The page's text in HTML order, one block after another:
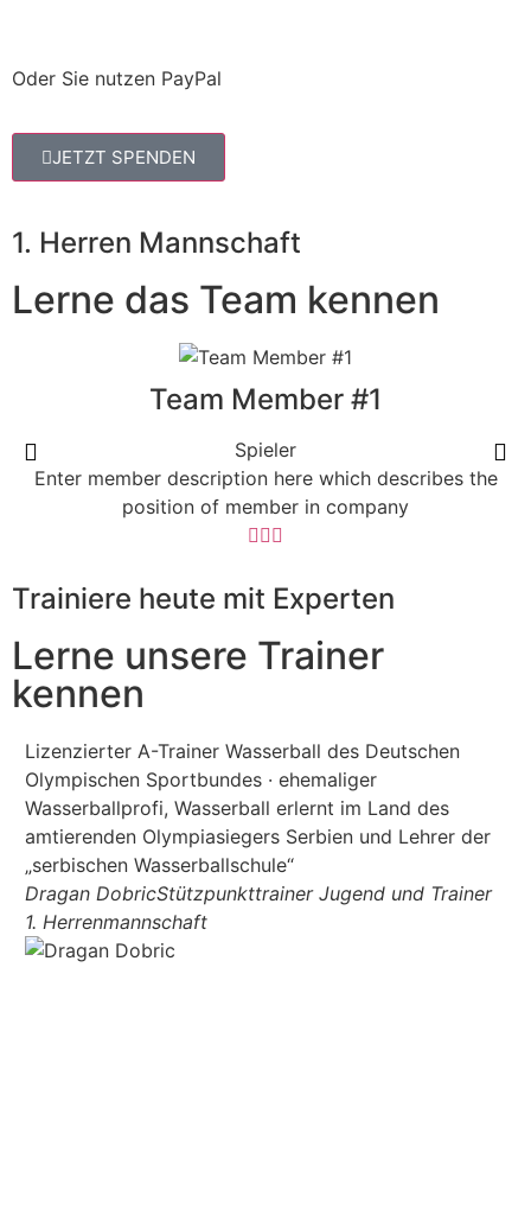
Oder Sie nutzen PayPal
JETZT SPENDEN
1. Herren Mannschaft
Lerne das Team kennen
Team Member #1
Spieler
Enter member description here which describes the
position of member in company
Trainiere heute mit Experten
Lerne unsere Trainer
kennen
Lizenzierter A-Trainer Wasserball des Deutschen
Olympischen Sportbundes · ehemaliger
Wasserballprofi, Wasserball erlernt im Land des
amtierenden Olympiasiegers Serbien und Lehrer der
„serbischen Wasserballschule“
Dragan DobricStützpunkttrainer Jugend und Trainer
1. Herrenmannschaft